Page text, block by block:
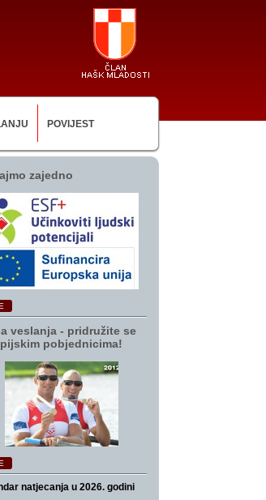
POVIJEST
zajedno
veslanja ‑ pridružite se
pobjednicima!
natjecanja u 2026. godini